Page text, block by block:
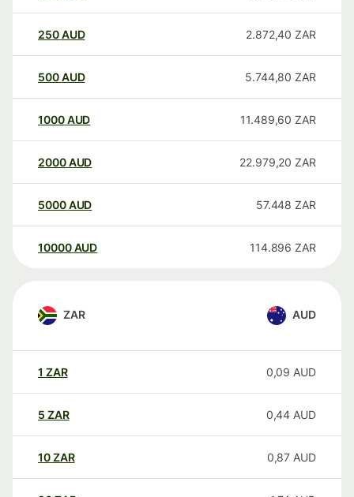
250AUD 2.872,40 ZAR
500AUD 5.744,80 ZAR
1000AUD 11.489,60 ZAR
2000AUD 22.979,20 ZAR
5000AUD 57.448 ZAR
10000 AUD 114.896 ZAR
ZAR AUD
1 ZAR 0,09 AUD
5 ZAR 0,44 AUD
10ZAR 0,87 AUD